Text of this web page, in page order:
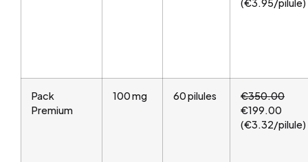
(€3.95/pilule)
Pack
Premium
100 mg 60 pilules
€350.00
€199.00
(€3.32/pilule)